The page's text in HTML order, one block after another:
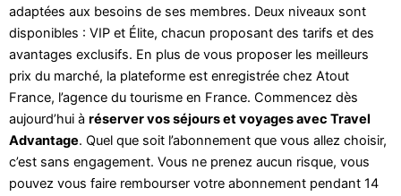
adaptées aux besoins de ses membres. Deux niveaux sont
disponibles : VIP et Élite, chacun proposant des tarifs et des
avantages exclusifs. En plus de vous proposer les meilleurs
prix du marché, la plateforme est enregistrée chez Atout
France, l’agence du tourisme en France. Commencez dès
aujourd’hui à réserver vos séjours et voyages avec Travel
Advantage. Quel que soit l’abonnement que vous allez choisir,
c’est sans engagement. Vous ne prenez aucun risque, vous
pouvez vous faire rembourser votre abonnement pendant 14